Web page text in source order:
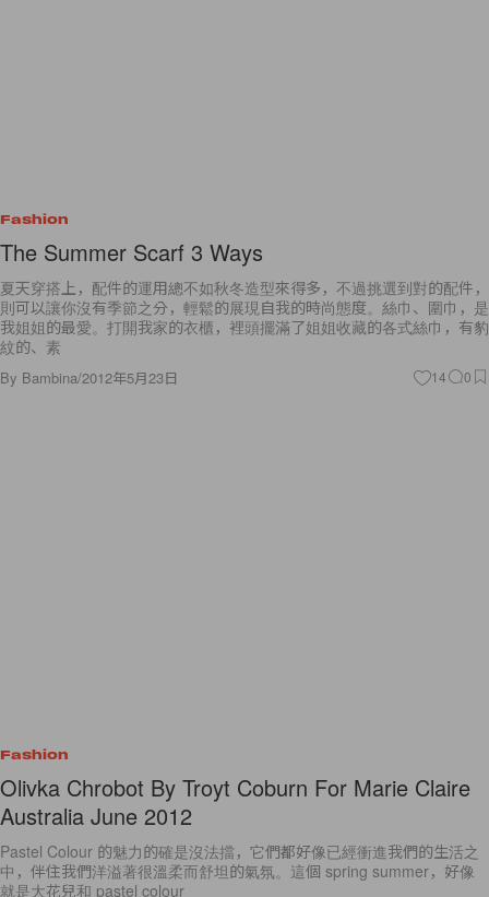
Fashion
The Summer Scarf 3 Ways
夏天穿搭上，配件的運用總不如秋冬造型來得多，不過挑選到對的配件，
則可以讓你沒有季節之分，輕鬆的展現自我的時尚態度。絲巾、圍巾，是
我姐姐的最愛。打開我家的衣櫃，裡頭擺滿了姐姐收藏的各式絲巾，有豹
紋的、素
By Bambina/2012年5月23日 14 0
Fashion
Olivka Chrobot By Troyt Coburn For Marie Claire
Australia June 2012
Pastel Colour 的魅力的確是沒法擋，它們都好像已經衝進我們的生活之
中，伴住我們洋溢著很溫柔而舒坦的氣氛。這個 spring summer，好像
就是大花兒和 pastel colour